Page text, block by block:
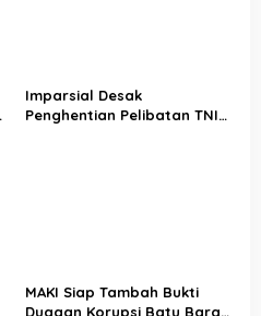
Imparsial Desak
Penghentian Pelibatan TNI
MAKI Siap Tambah Bukti
Dugaan Korupsi Batu Bara